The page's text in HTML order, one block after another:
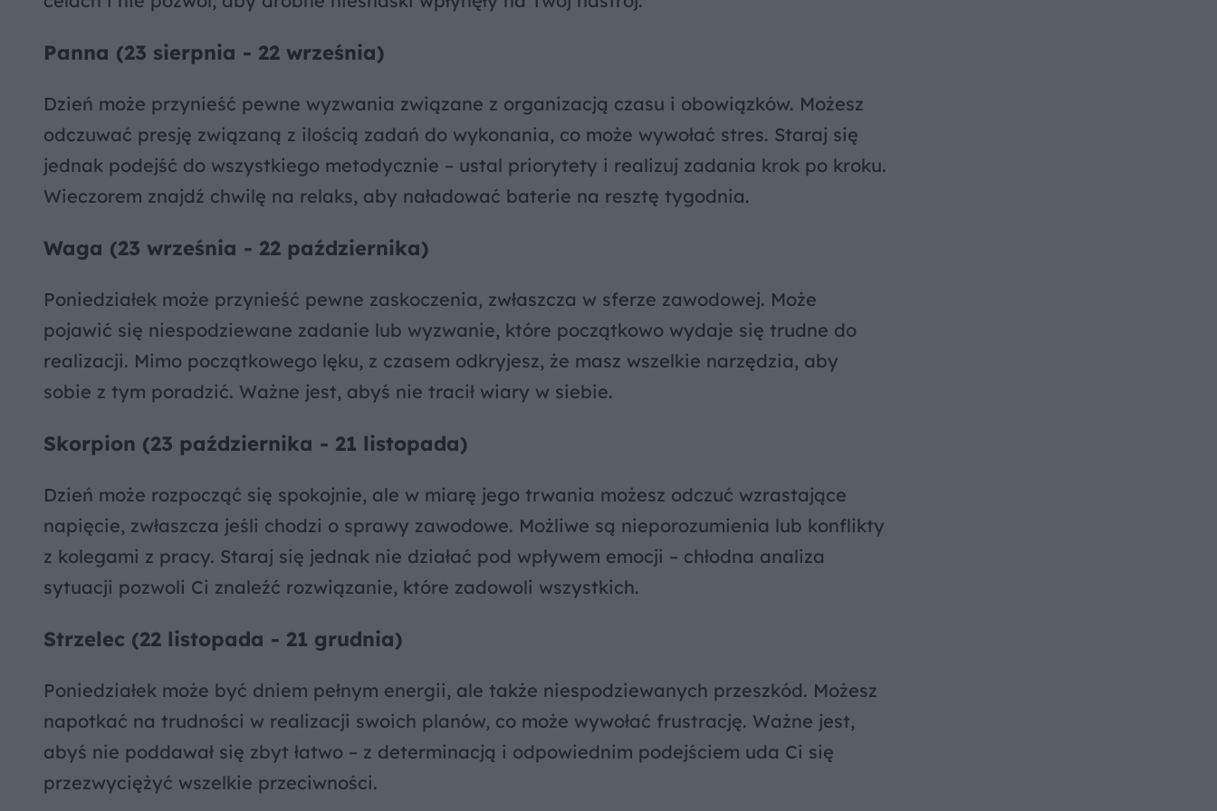
Panna (23 sierpnia - 22 września)
Dzień może przynieść pewne wyzwania związane z organizacją czasu i obowiązków. Możesz
odczuwać presję związaną z ilością zadań do wykonania, co może wywołać stres. Staraj się
jednak podejść do wszystkiego metodycznie – ustal priorytety i realizuj zadania krok po kroku.
Wieczorem znajdź chwilę na relaks, aby naładować baterie na resztę tygodnia.
Waga (23 września - 22 października)
Poniedziałek może przynieść pewne zaskoczenia, zwłaszcza w sferze zawodowej. Może
pojawić się niespodziewane zadanie lub wyzwanie, które początkowo wydaje się trudne do
realizacji. Mimo początkowego lęku, z czasem odkryjesz, że masz wszelkie narzędzia, aby
sobie z tym poradzić. Ważne jest, abyś nie tracił wiary w siebie.
Skorpion (23 października - 21 listopada)
Dzień może rozpocząć się spokojnie, ale w miarę jego trwania możesz odczuć wzrastające
napięcie, zwłaszcza jeśli chodzi o sprawy zawodowe. Możliwe są nieporozumienia lub konflikty
z kolegami z pracy. Staraj się jednak nie działać pod wpływem emocji – chłodna analiza
sytuacji pozwoli Ci znaleźć rozwiązanie, które zadowoli wszystkich.
Strzelec (22 listopada - 21 grudnia)
Poniedziałek może być dniem pełnym energii, ale także niespodziewanych przeszkód. Możesz
napotkać na trudności w realizacji swoich planów, co może wywołać frustrację. Ważne jest,
abyś nie poddawał się zbyt łatwo – z determinacją i odpowiednim podejściem uda Ci się
przezwyciężyć wszelkie przeciwności.